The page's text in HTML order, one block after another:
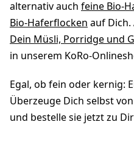
alternativ auch feine Bio-
Bio-Haferflocken auf Dich.
Dein Müsli, Porridge und
in unserem KoRo-
Egal, ob fein oder kernig:
Überzeuge Dich selbst
und bestelle sie jetzt zu